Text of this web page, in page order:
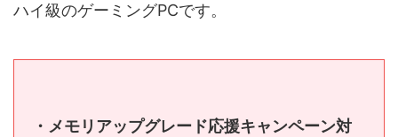
ハイ級のゲーミングPCです。
・メモリアップグレード応援キャンペーン対